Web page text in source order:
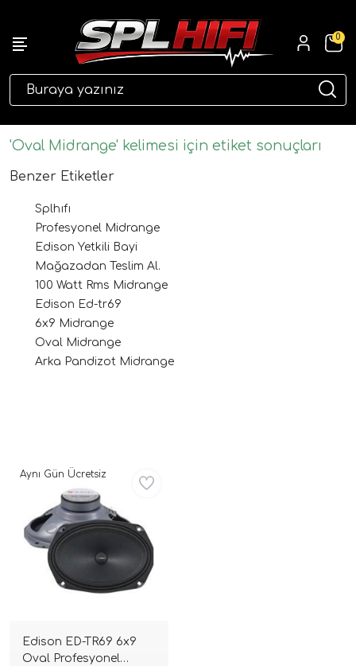
0
'Oval Midrange' kelimesi için etiket sonuçları
Benzer Etiketler
Splhıfı
Profesyonel Midrange
Edison Yetkili Bayi
Mağazadan Teslim Al.
100 Watt Rms Midrange
Edison Ed-tr69
6x9 Midrange
Oval Midrange
Arka Pandizot Midrange
Edison ED-TR69 6x9
Oval Profesyonel
Aynı Gün Ücretsiz